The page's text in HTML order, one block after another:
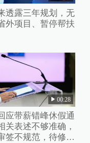
透露三年规划，无
外项目、暂停帮扶
00:28
应带薪错峰休假通
关表述不够准确，
签不规范，待修改